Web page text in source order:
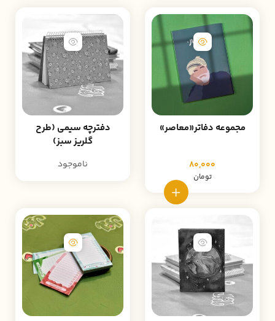
مجموعه دفاتر«معاصر»
80,000
تومان
دفترچه سیمی (طرح
گلریز سبز)
ناموجود